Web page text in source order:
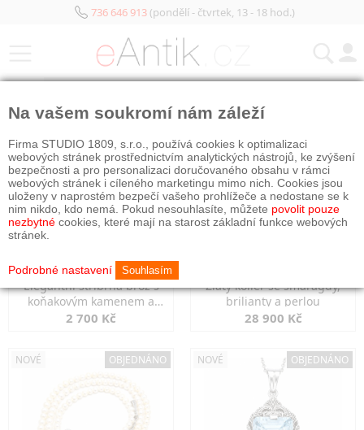
736 646 913(pondělí - čtvrtek, 13 - 18 hod.)
Elegantní stříbrná brož s
koňakovým kamenem a
markazity
2 700 Kč
Zlatý kolier se smaragdy,
brilianty a perlou
28 900 Kč
NOVÉ OBJEDNÁNO NOVÉ OBJEDNÁNO
Na vašem soukromí nám záleží
Firma STUDIO 1809, s.r.o., používá cookies k optimalizaci
webových stránek prostřednictvím analytických nástrojů, ke zvýšení
bezpečnosti a pro personalizaci doručovaného obsahu v rámci
webových stránek i cíleného marketingu mimo nich. Cookies jsou
uloženy v naprostém bezpečí vašeho prohlížeče a nedostane se k
nim nikdo, kdo nemá. Pokud nesouhlasíte, můžete povolit pouze
nezbytné cookies, které mají na starost základní funkce webových
stránek.
Podrobné nastavení Souhlasím